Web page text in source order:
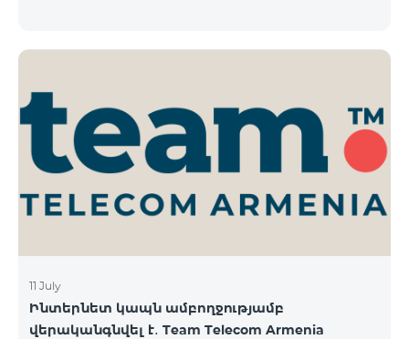
11 July
Ինտերնետ կապն ամբողջությամբ
վերականգնվել է․ Team Telecom Armenia